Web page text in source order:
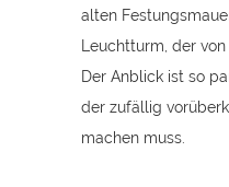
alten
Leuchtturm, der
Der Anblick ist so
der zufällig
machen muss.